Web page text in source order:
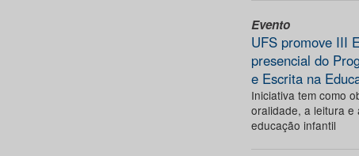
Evento
UFS promove III
presencial do
e Escrita na
Iniciativa tem como
oralidade, a leitura e
educação infantil